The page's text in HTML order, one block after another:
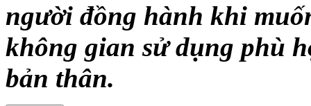
người đồng hành khi
không gian sử dụng phù
bản thân.